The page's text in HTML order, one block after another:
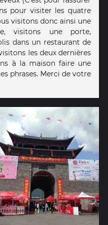
pour visiter les quatre
visitons donc ainsi une
visitons une porte,
dans un restaurant de
les deux dernières
à la maison faire une
phrases. Merci de votre